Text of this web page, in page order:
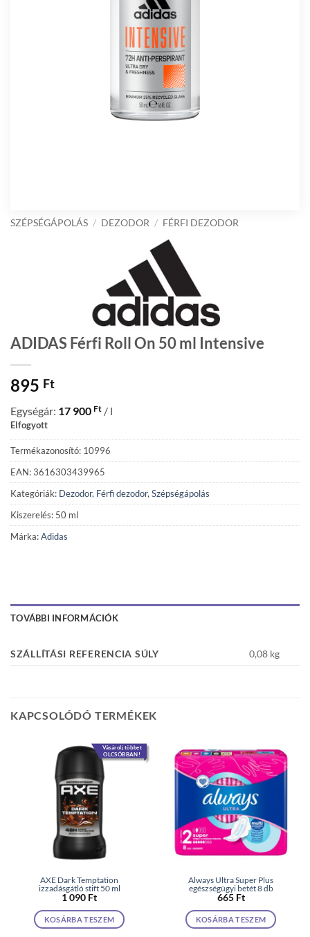
SZÉPSÉGÁPOLÁS / DEZODOR / FÉRFI DEZODOR
ADIDAS Férfi Roll On 50 ml Intensive
895 Ft
Egységár: 17 900 Ft / l
Elfogyott
Termékazonosító: 10996
EAN: 3616303439965
Kategóriák: Dezodor, Férfi dezodor, Szépségápolás
Kiszerelés: 50 ml
Márka:Adidas
TOVÁBBI INFORMÁCIÓK
SZÁLLÍTÁSI REFERENCIA SÚLY 0,08 kg
KAPCSOLÓDÓ TERMÉKEK
Vásárolj többet
OLCSÓBBAN!
AXE Dark Temptation
izzadásgátló stift 50 ml
1 090 Ft
KOSÁRBA TESZEM
Always Ultra Super Plus
egészségügyi betét 8 db
665 Ft
KOSÁRBA TESZEM